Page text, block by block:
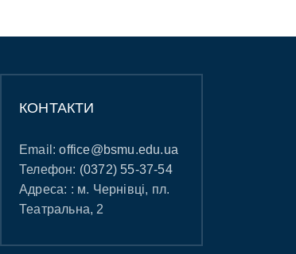
КОНТАКТИ
Email:office@bsmu.edu.ua
Телефон: (0372) 55-37-54
Адреса: : м. Чернівці, пл.
Театральна, 2